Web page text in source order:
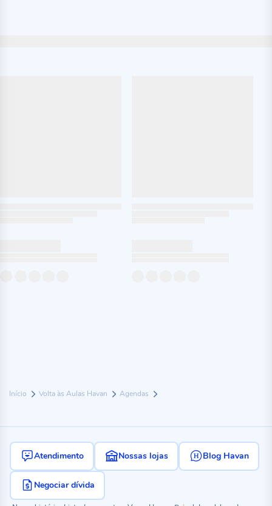
Início Volta às Aulas Havan Agendas
Atendimento Nossas lojas Blog Havan
Negociar dívida